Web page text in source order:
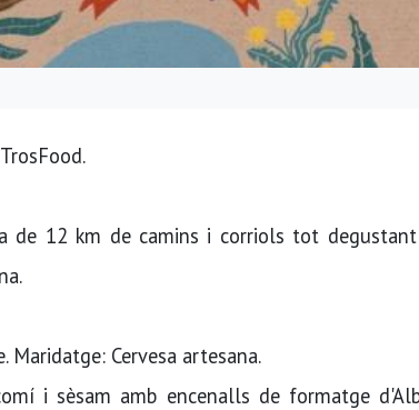
de 12 km de camins i corriols tot
Cervesa artesana.
i sèsam amb encenalls de formatge